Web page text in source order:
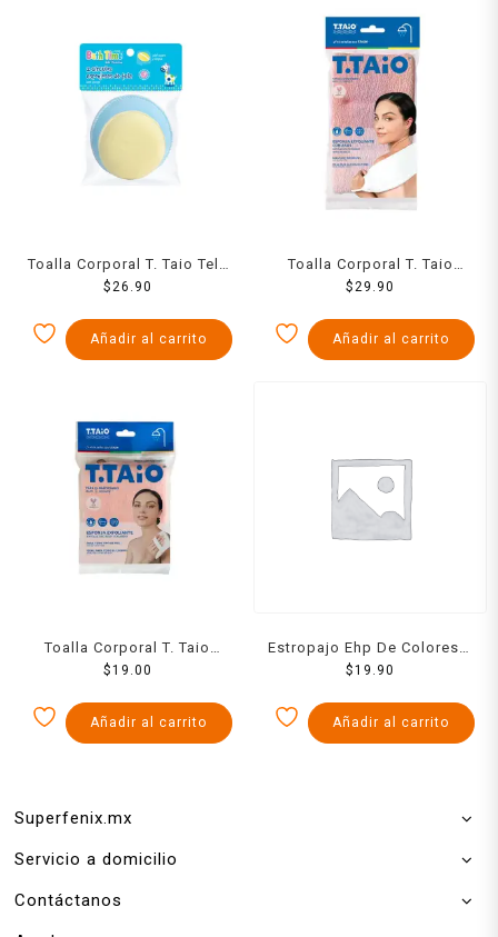
Toalla Corporal T. Taio Tela
Esponja Extrasuave 1 Pzs
$26.90
Añadir al carrito
Toalla Corporal T. Taio
Rigida Para Bano Con
$29.90
Añadir al carrito
Toalla Corporal T. Taio
Rigida Para Baño Con
$19.00
Añadir al carrito
Estropajo Ehp De Colores 1
Pzs
$19.90
Añadir al carrito
Superfenix.mx
Servicio a domicilio
Contáctanos